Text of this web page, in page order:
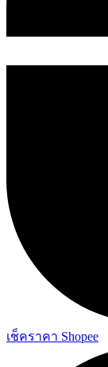
เช็คราคา Shopee